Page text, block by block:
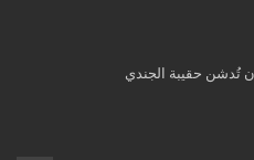
تُدشن حقيبة الجندي